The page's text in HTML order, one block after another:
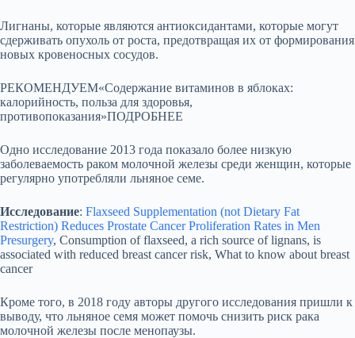
Лигнаны, которые являются антиоксидантами, которые могут
сдерживать опухоль от роста, предотвращая их от формирования
новых кровеносных сосудов.
РЕКОМЕНДУЕМ«Содержание витаминов в яблоках:
калорийность, польза для здоровья,
противопоказания»ПОДРОБНЕЕ
Одно исследование 2013 года показало более низкую
заболеваемость раком молочной железы среди женщин, которые
регулярно употребляли льняное семе.
Исследование: Flaxseed Supplementation (not Dietary Fat
Restriction) Reduces Prostate Cancer Proliferation Rates in Men
Presurgery, Consumption of flaxseed, a rich source of lignans, is
associated with reduced breast cancer risk, What to know about breast
cancer
Кроме того, в 2018 году авторы другого исследования пришли к
выводу, что льняное семя может помочь снизить риск рака
молочной железы после менопаузы.